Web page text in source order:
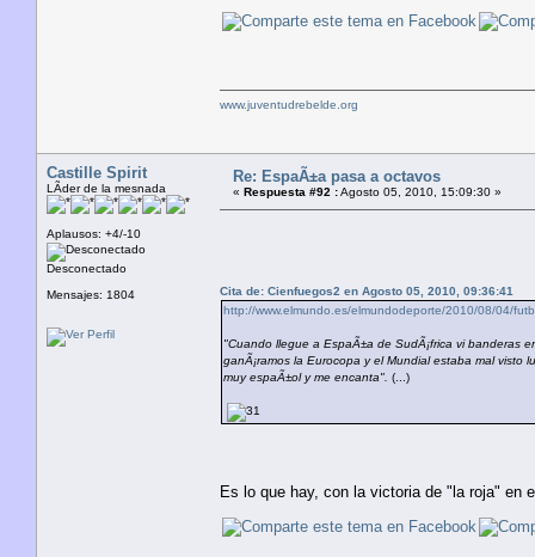
www.juventudrebelde.org
Castille Spirit
LÃ­der de la mesnada
Aplausos: +4/-10
Desconectado
Mensajes: 1804
Re: EspaÃ±a pasa a octavos
« Respuesta #92 :Agosto 05, 2010, 15:09:30 »
Cita de: Cienfuegos2 en Agosto 05, 2010, 09:36:41
http://www.elmundo.es/elmundodeporte/2010/08/04/
"Cuando llegue a EspaÃ±a de SudÃ¡frica vi banderas
ganÃ¡ramos la Eurocopa y el Mundial estaba mal
muy espaÃ±ol y me encanta". (...)
Es lo que hay, con la victoria de "la roja" en